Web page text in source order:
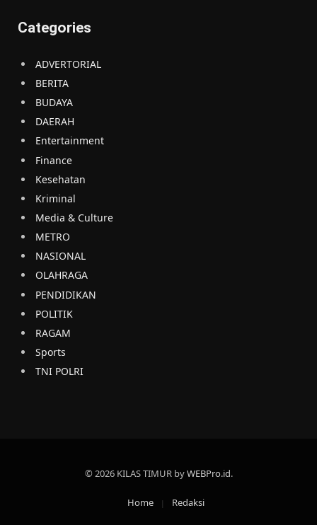
Categories
ADVERTORIAL
BERITA
BUDAYA
DAERAH
Entertainment
Finance
Kesehatan
Kriminal
Media & Culture
METRO
NASIONAL
OLAHRAGA
PENDIDIKAN
POLITIK
RAGAM
Sports
TNI POLRI
© 2026 KILAS TIMUR byWEBPro.id.
Home Redaksi